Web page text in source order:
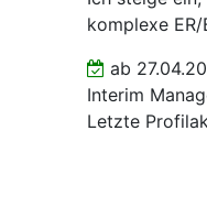
komplexe
ab
Interim
Letzte